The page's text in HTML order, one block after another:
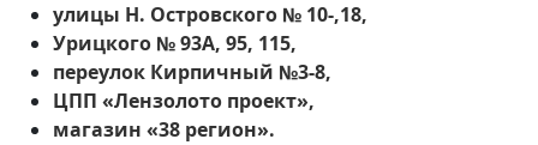
улицы Н. Островского № 10-,18,
Урицкого № 93А, 95, 115,
переулок Кирпичный №3-8,
ЦПП «Лензолото проект»,
магазин «38 регион».